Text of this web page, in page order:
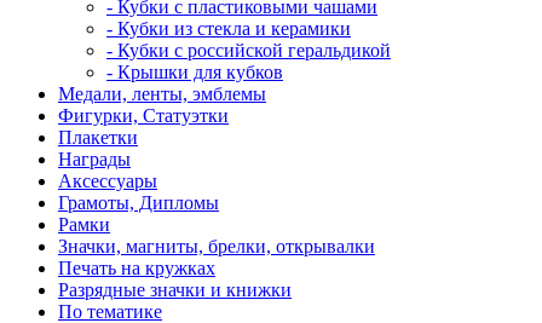
- Кубки с пластиковыми чашами
- Кубки из стекла и керамики
- Кубки с российской геральдикой
- Крышки для кубков
Медали, ленты, эмблемы
Фигурки, Статуэтки
Плакетки
Награды
Аксессуары
Грамоты, Дипломы
Рамки
Значки, магниты, брелки, открывалки
Печать на кружках
Разрядные значки и книжки
По тематике